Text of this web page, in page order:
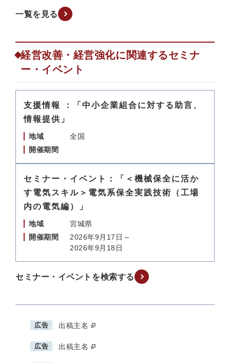
一覧を見る
経営改善・経営強化に関連するセミナ
ー・イベント
支援情報 ：「中小企業組合に対する助言、
情報提供」
地域
全国
開催期間
セミナー・イベント：「＜機械保全に活か
す電気スキル＞電気系保全実践技術（工場
内の電気編）」
地域
宮城県
開催期間
2026年9月17日～
2026年9月18日
セミナー・イベントを検索する
広告 出稿主名
広告 出稿主名